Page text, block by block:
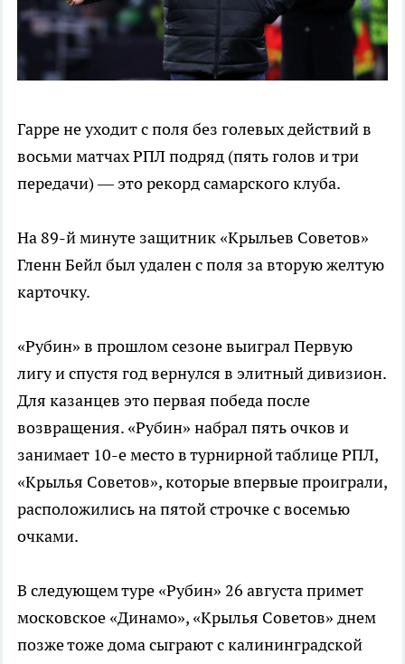
Гарре не уходит с поля без голевых действий в
восьми матчах РПЛ подряд (пять голов и три
передачи) — это рекорд самарского клуба.
На 89-й минуте защитник «Крыльев Советов»
Гленн Бейл был удален с поля за вторую желтую
карточку.
«Рубин» в прошлом сезоне выиграл Первую
лигу и спустя год вернулся в элитный дивизион.
Для казанцев это первая победа после
возвращения. «Рубин» набрал пять очков и
занимает 10-е место в турнирной таблице РПЛ,
«Крылья Советов», которые впервые проиграли,
расположились на пятой строчке с восемью
очками.
В следующем туре «Рубин» 26 августа примет
московское «Динамо», «Крылья Советов» днем
позже тоже дома сыграют с калининградской